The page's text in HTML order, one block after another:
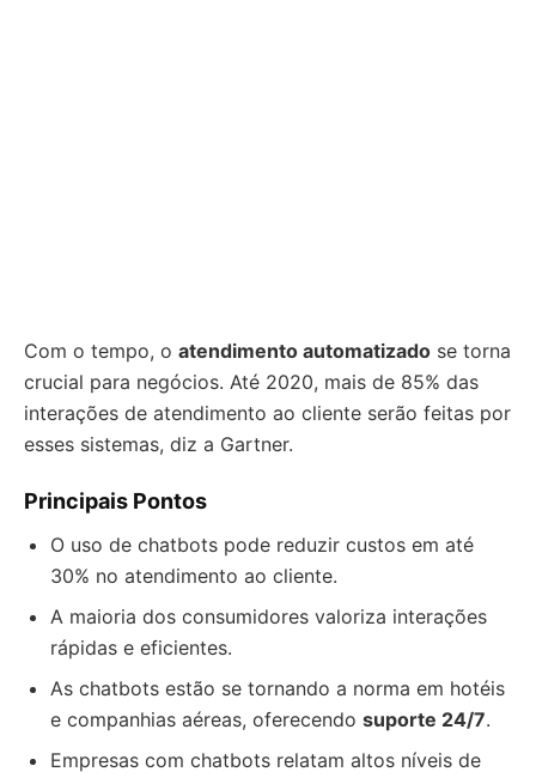
Com o tempo, o atendimento automatizado se torna
crucial para negócios. Até 2020, mais de 85% das
interações de atendimento ao cliente serão feitas por
esses sistemas, diz a Gartner.
Principais Pontos
O uso de chatbots pode reduzir custos em até
30% no atendimento ao cliente.
A maioria dos consumidores valoriza interações
rápidas e eficientes.
As chatbots estão se tornando a norma em hotéis
e companhias aéreas, oferecendo suporte 24/7.
Empresas com chatbots relatam altos níveis de